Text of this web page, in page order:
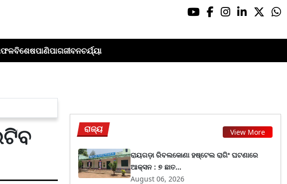
ବିଶେଷପାଣିପାଗଜୀବନଚର୍ଯ୍ୟା
ରାଜ୍ୟ View More
ରାୟଗଡ଼ା ରିବଲକୋଣା ହଷ୍ଟେଲ ରାଗିଂ ଘଟଣାରେ
ଆକ୍ସନ : ୭ ଛାତ...
August 06, 2026